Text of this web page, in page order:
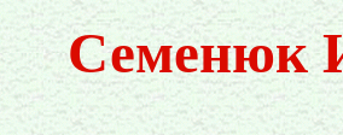
Семенюк